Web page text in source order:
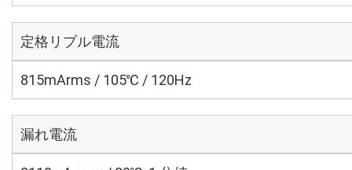
定格リプル電流
815mArms / 105℃ / 120Hz
漏れ電流